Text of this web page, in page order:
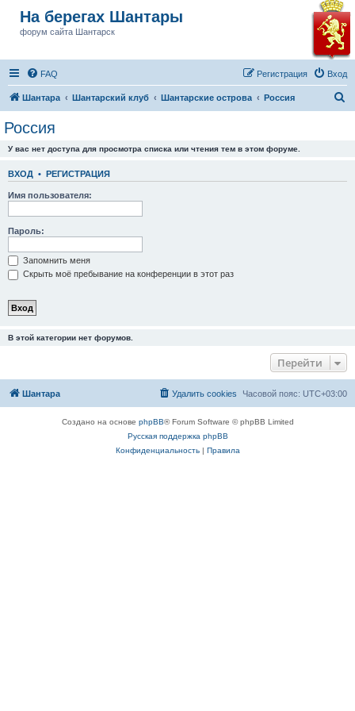
На берегах Шантары
форум сайта Шантарск
FAQ Вход
Регистрация
Шантара Шантарский клуб Шантарские острова Россия
Россия
У вас нет доступа для просмотра списка или чтения тем в этом форуме.
ВХОД • РЕГИСТРАЦИЯ
Имя пользователя:
Пароль:
Запомнить меня
Скрыть моё пребывание на конференции в этот раз
В этой категории нет форумов.
Перейти
Шантара Часовой пояс: UTC+03:00
Удалить cookies
Создано на основе phpBB® Forum Software © phpBB Limited
Русская поддержка phpBB
Конфиденциальность| Правила